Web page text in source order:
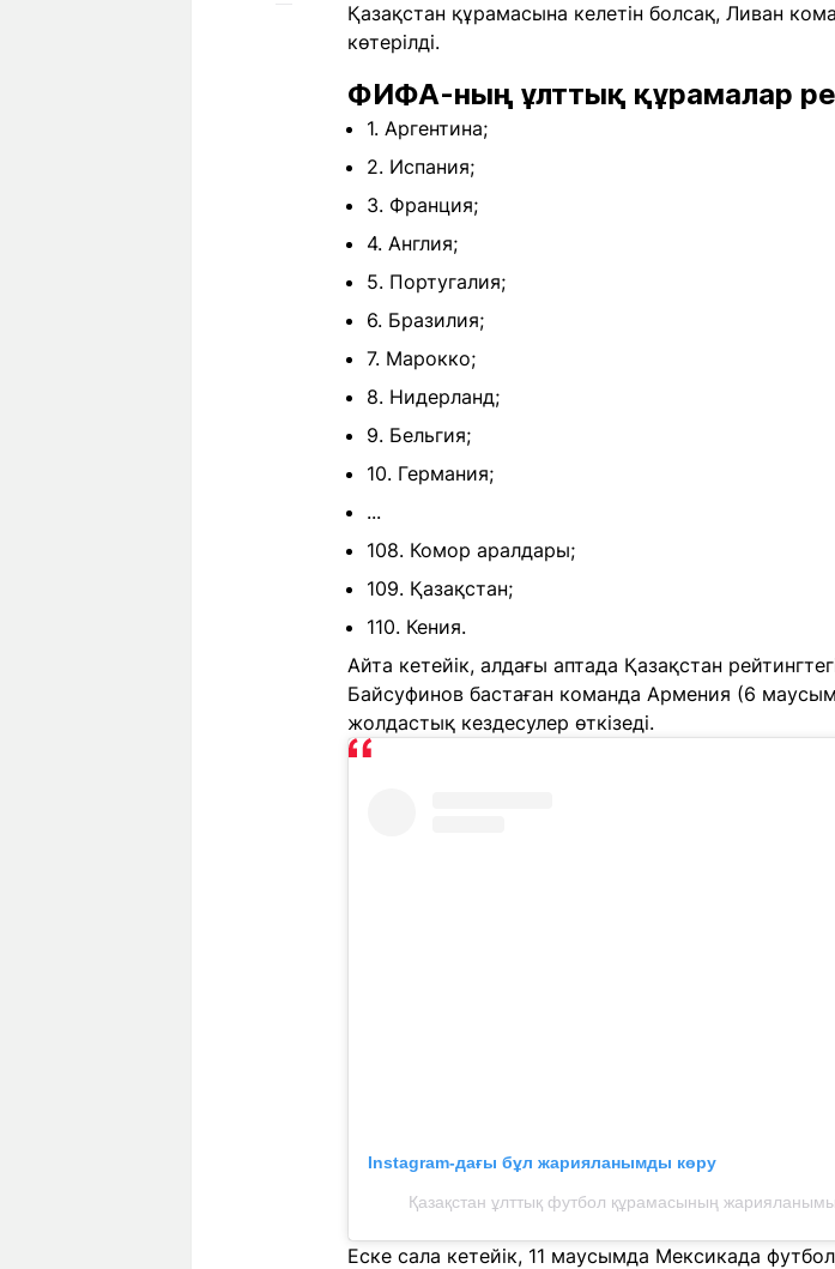
Қазақстан құрамасына келетін болсақ, Ливан
көтерілді.
ФИФА-ның ұлттық құрамалар
1. Аргентина;
2. Испания;
3. Франция;
4. Англия;
5. Португалия;
6. Бразилия;
7. Марокко;
8. Нидерланд;
9. Бельгия;
10. Германия;
...
108. Комор аралдары;
109. Қазақстан;
110. Кения.
Айта кетейік, алдағы аптада Қазақстан
Байсуфинов бастаған команда Армения (6
жолдастық кездесулер өткізеді.
Instagram-дағы бұл жарияланымды көру
Қазақстан ұлттық футбол құрамасының
Еске сала кетейік, 11 маусымда Мексикада